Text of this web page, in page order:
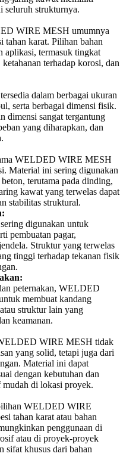
seluruh strukturnya.
WIRE MESH umumnya
tahan karat. Pilihan bahan
aplikasi, termasuk tingkat
terhadap korosi, dan
dalam berbagai ukuran
serta berbagai dimensi fisik.
dimensi sangat tergantung
yang diharapkan, dan
WELDED WIRE MESH
Material ini sering digunakan
terutama pada dinding,
kawat yang terwelas dapat
stabilitas struktural.
digunakan untuk
pembuatan pagar,
Struktur yang terwelas
tinggi terhadap tekanan fisik
peternakan, WELDED
membuat kandang
struktur lain yang
keamanan.
WIRE MESH tidak
yang solid, tetapi juga dari
Material ini dapat
dengan kebutuhan dan
di lokasi proyek.
WELDED WIRE
tahan karat atau bahan
penggunaan di
atau di proyek-proyek
sifat khusus dari bahan